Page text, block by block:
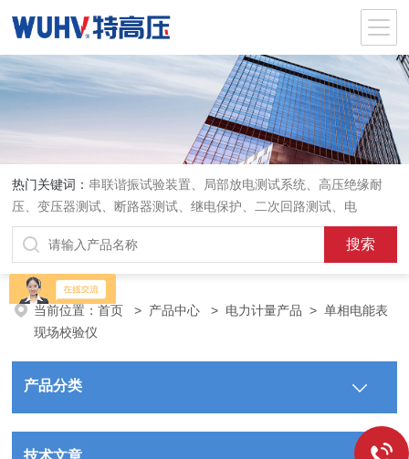
热门关键词： 串联谐振试验装置、局部放电测试系统、高压绝缘耐
压、变压器测试、断路器测试、继电保护、二次回路测试、电
当前位置：首页 > 产品中心 > 电力计量产品 >单相电能表
现场校验仪
产品分类
技术文章